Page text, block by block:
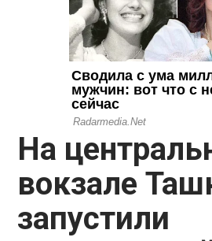
На
вокзале
запустили